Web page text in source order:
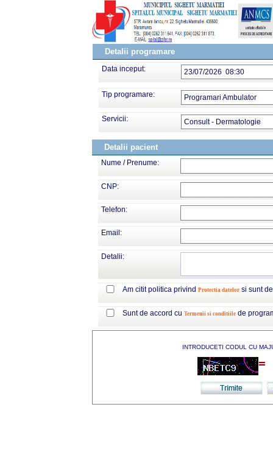
Detalii programare
Data inceput: 23/07/2026 08:30
Tip programare: Programari Ambulator
Servicii: Consult - Dermatologie
Detalii pacient
Nume / Prenume:
CNP:
Telefon:
Email:
Detalii:
Am citit politica privind Protectia datelor si sunt
Sunt de accord cu Termenii si conditiile de
INTRODUCETI CODUL CU
=